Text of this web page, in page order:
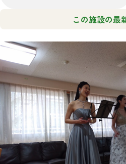
この施設の最